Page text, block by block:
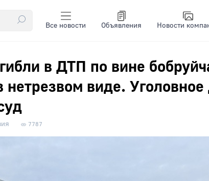
Все новости Объявления Новости
в ДТП по вине
нетрезвом виде. Уголовное
7787